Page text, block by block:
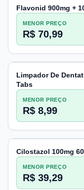
Flavonid 900mg +
MENOR PREÇO
R$ 70,99
Limpador De
Tabs
MENOR PREÇO
R$ 8,99
Cilostazol 100mg
MENOR PREÇO
R$ 39,29